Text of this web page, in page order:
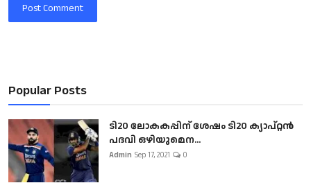
Post Comment
Popular Posts
ടി20 ലോകകപ്പിന് ശേഷം ടി20 ക്യാപ്റ്റൻ
പദവി ഒഴിയുമെന...
Admin Sep 17, 2021 0